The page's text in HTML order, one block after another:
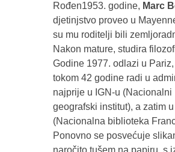
Rođen1953. godine, Marc
djetinjstvo proveo u
su mu roditelji bili
Nakon mature, studira
Godine 1977. odlazi u
tokom 42 godine radi u
najprije u IGN-u (Nacionalni
geografski institut), a zatim
(Nacionalna biblioteka
Ponovno se posvećuje
naročito tušem na papiru, s